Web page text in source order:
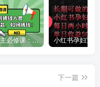
自媒体博主必修课：小红书搞钱大赏，教你打造爆款，如何搞钱（11节课）
下一篇